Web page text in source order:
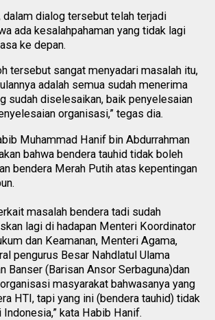
dalam dialog tersebut telah terjadi
ada kesalahpahaman yang tidak lagi
ke depan.
tersebut sangat menyadari masalah itu,
adalah semua sudah menerima
sudah diselesaikan, baik penyelesaian
organisasi,” tegas dia.
Muhammad Hanif bin Abdurrahman
bahwa bendera tauhid tidak boleh
bendera Merah Putih atas kepentingan
masalah bendera tadi sudah
lagi di hadapan Menteri Koordinator
dan Keamanan, Menteri Agama,
pengurus Besar Nahdlatul Ulama
Banser (Barisan Ansor Serbaguna)dan
masyarakat bahwasanya yang
HTI, tapi yang ini (bendera tauhid) tidak
kata Habib Hanif.